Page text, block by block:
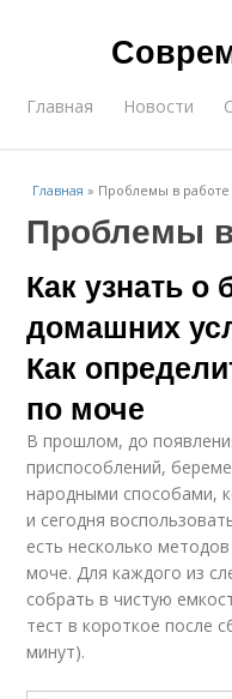
Главная Новости
Главная » Проблемы в работе
Проблемы
Как узнать о
домашних
Как
по моче
В прошлом, до
приспособлений,
народными способами,
и сегодня
есть несколько
моче. Для каждого из
собрать в чистую
тест в короткое после
минут).